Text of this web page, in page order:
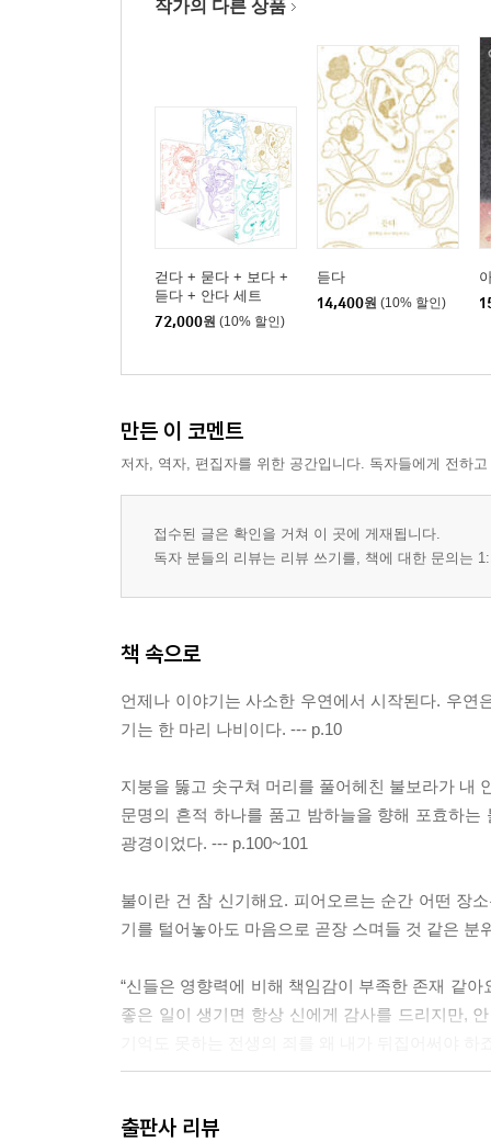
작가의 다른 상품
걷다 + 묻다 + 보다 +
듣다 + 안다 세트
72,000원 (10% 할인)
듣다
14,400원 (10% 할인)
만든 이 코멘트
저자, 역자, 편집자를 위한 공간입니다. 독자들에게 전하
접수된 글은 확인을 거쳐 이 곳에 게재됩니다.
독자 분들의 리뷰는 리뷰 쓰기를, 책에 대한 문의는
책 속으로
언제나 이야기는 사소한 우연에서 시작된다. 우
기는 한 마리 나비이다. --- p.10
지붕을 뚫고 솟구쳐 머리를 풀어헤친 불보라가 내
문명의 흔적 하나를 품고 밤하늘을 향해 포효하
광경이었다. --- p.100~101
불이란 건 참 신기해요. 피어오르는 순간 어떤 장
기를 털어놓아도 마음으로 곧장 스며들 것 같은 분
“신들은 영향력에 비해 책임감이 부족한 존재 같
좋은 일이 생기면 항상 신에게 감사를 드리지만,
재로 몸을 바꾸어 상상의 세계 속으로 스며든다.
출판사 리뷰